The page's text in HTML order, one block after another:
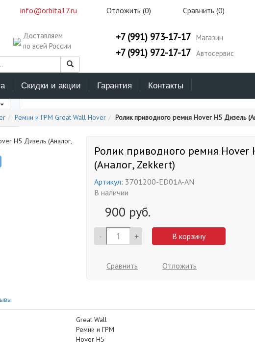
info@orbita17.ru Отложить (0) Сравнить (0)
Доставляем
по всей России
+7 (991) 973-17-17 Магазин
+7 (991) 972-17-17 Автосервис
Скидки и акции Гарантия Контакты
Ремни и ГРМ Great Wall Hover Ролик приводного ремня Hover H5 Дизель
Ролик приводного ремня Hover
(Аналог, Zekkert)
Артикул: 3701200-ED01A-AN
В наличии
900 руб.
- + В корзину
Сравнить Отложить
Great Wall
Ремни и ГРМ
Hover H5